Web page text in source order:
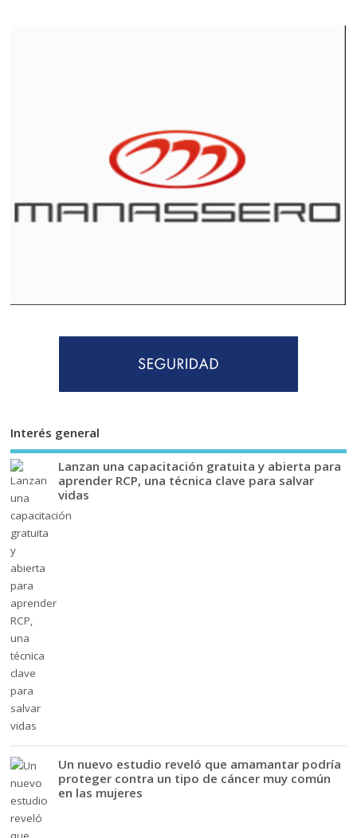
Interés general
Lanzan una capacitación gratuita y abierta para
aprender RCP, una técnica clave para salvar
vidas
Un nuevo estudio reveló que amamantar podría
proteger contra un tipo de cáncer muy común
en las mujeres